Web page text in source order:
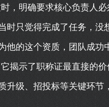
，明确要求核心负责人
时只觉得完成了任务，
他的这个资质，团队成
揭示了职称证最直接的
升级、招投标等关键环节